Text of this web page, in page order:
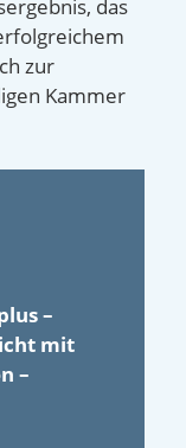
das
zur
Kammer
–
mit
–